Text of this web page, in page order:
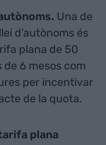
Una de
d’autònoms és
plana de 50
6 mesos com
per incentivar
de la quota.
plana